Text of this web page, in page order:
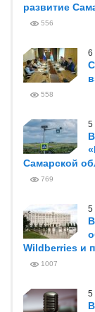
развитие
556
6
558
5
Самарской
769
5
Wildberries и
1007
5